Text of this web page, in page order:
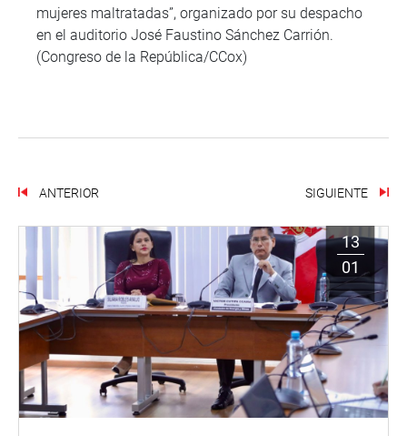
mujeres maltratadas”, organizado por su despacho
en el auditorio José Faustino Sánchez Carrión.
(Congreso de la República/CCox)
ANTERIOR SIGUIENTE
13
01